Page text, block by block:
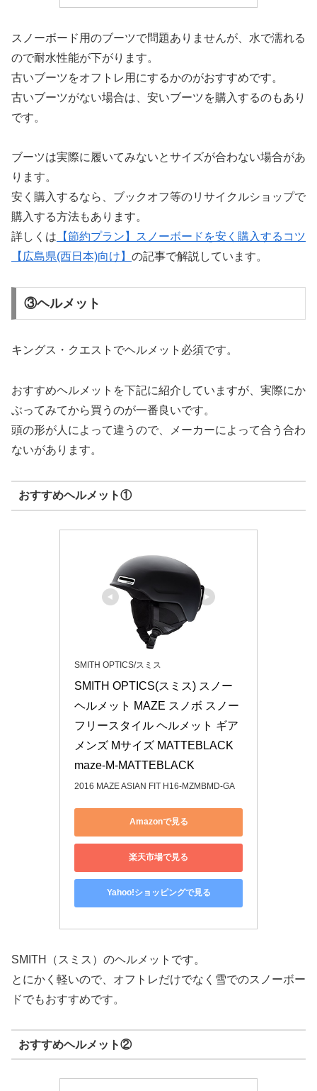
スノーボード用のブーツで問題ありませんが、水で濡れる
ので耐水性能が下がります。
古いブーツをオフトレ用にするかのがおすすめです。
古いブーツがない場合は、安いブーツを購入するのもあり
です。
ブーツは実際に履いてみないとサイズが合わない場合があ
ります。
安く購入するなら、ブックオフ等のリサイクルショップで
購入する方法もあります。
詳しくは 【節約プラン】スノーボードを安く購入するコツ
【広島県(西日本)向け】 の記事で解説しています。
③ヘルメット
キングス・クエストでヘルメット必須です。
おすすめヘルメットを下記に紹介していますが、実際にか
ぶってみてから買うのが一番良いです。
頭の形が人によって違うので、メーカーによって合う合わ
ないがあります。
おすすめヘルメット①
SMITH OPTICS/スミス
SMITH OPTICS(スミス) スノー
ヘルメット MAZE スノボ スノー
フリースタイル ヘルメット ギア
メンズ Mサイズ MATTEBLACK
maze-M-MATTEBLACK
2016 MAZE ASIAN FIT H16-MZMBMD-GA
Amazonで見る
楽天市場で見る
Yahoo!ショッピングで見る
SMITH（スミス）のヘルメットです。
とにかく軽いので、オフトレだけでなく雪でのスノーボー
ドでもおすすめです。
おすすめヘルメット②